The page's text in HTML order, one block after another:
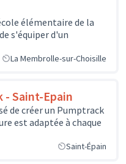
élémentaire de la
s'équiper d'un
La Membrolle-sur-Choisille
- Saint-Epain
de créer un Pumptrack
est adaptée à chaque
Saint-Épain